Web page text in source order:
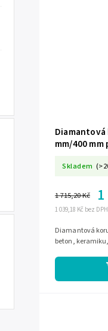
Diamantová
mm/400
Skladem
1 039,18 Kč bez DPH
1 715,20 Kč
Diamantová
beton,